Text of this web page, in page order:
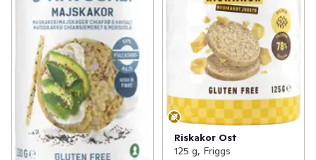
Riskakor Ost
125 g, Friggs